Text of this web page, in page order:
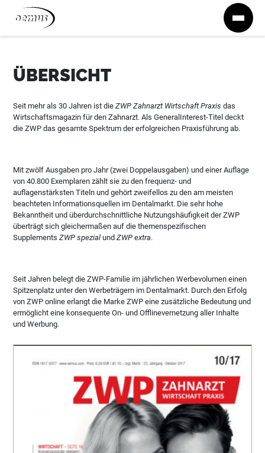
Zum Inhalt springen
ÜBERSICHT
Seit mehr als 30 Jahren ist dieZWP Zahnarzt Wirtschaft Praxis das
Wirtschaftsmagazin für den Zahnarzt. Als GeneralInterest-Titel deckt
die ZWP das gesamte Spektrum der erfolgreichen Praxisführung ab.
Mit zwölf Ausgaben pro Jahr (zwei Doppelausgaben) und einer Auflage
von 40.800 Exemplaren zählt sie zu den frequenz- und
auflagenstärksten Titeln und gehört zweifellos zu den am meisten
beachteten Informationsquellen im Dentalmarkt. Die sehr hohe
Bekanntheit und überdurchschnittliche Nutzungshäufigkeit der ZWP
überträgt sich gleichermaßen auf die themenspezifischen
SupplementsZWP spezial undZWP extra.
Seit Jahren belegt die ZWP-Familie im jährlichen Werbevolumen einen
Spitzenplatz unter den Werbeträgern im Dentalmarkt. Durch den Erfolg
von ZWP online erlangt die Marke ZWP eine zusätzliche Bedeutung und
ermöglicht eine konsequente On- und Offlinevernetzung aller Inhalte
und Werbung.